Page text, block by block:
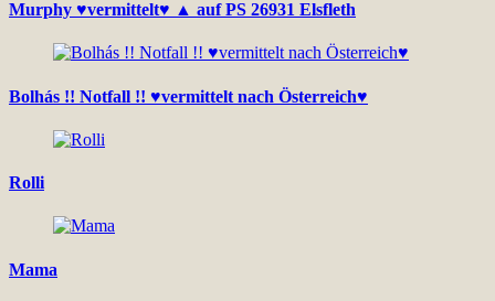
Murphy ♥vermittelt♥ ▲ auf PS 26931 Elsfleth
Bolhás !! Notfall !! ♥vermittelt nach Österreich♥
Rolli
Mama